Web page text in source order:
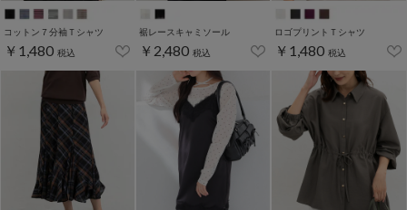
コットン７分袖Ｔシャツ
￥1,480 税込
裾レースキャミソール
￥2,480 税込
ロゴプリントＴシャツ
￥1,480 税込